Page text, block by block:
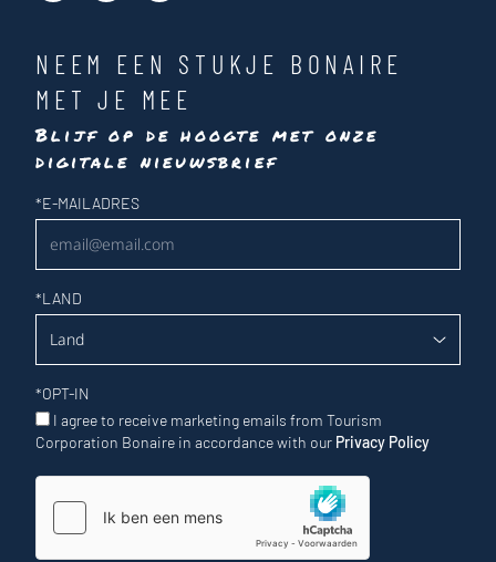
NEEM EEN STUKJE BONAIRE
MET JE MEE
Blijf op de hoogte met onze
digitale nieuwsbrief
Nieuwsbrief
*E-MAILADRES
*LAND
*OPT-IN
I agree to receive marketing emails from Tourism
Corporation Bonaire in accordance with our Privacy Policy